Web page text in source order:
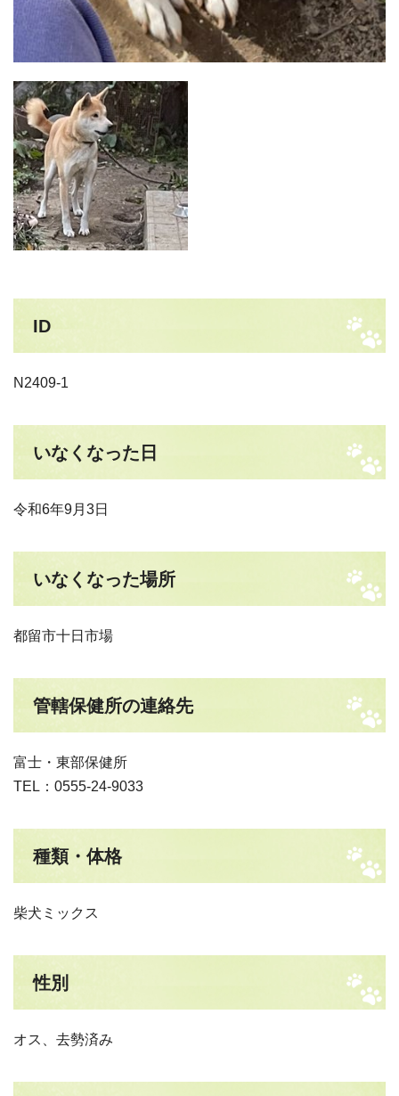
ID
N2409-1
いなくなった日
令和6年9月3日
いなくなった場所
都留市十日市場
管轄保健所の連絡先
富士・東部保健所
TEL：0555-24-9033
種類・体格
柴犬ミックス
性別
オス、去勢済み